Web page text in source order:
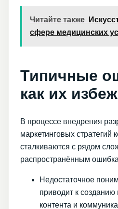
Читайте также
сфере медицинских
Типичные
как их
В процессе внедрения
маркетинговых стратегий
сталкиваются с рядом
распространённым
Недостаточное
приводит к созданию
контента и